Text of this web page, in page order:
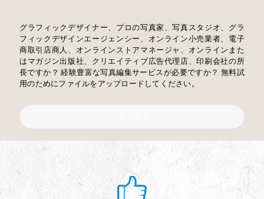
グラフィックデザイナー、プロの写真家、写真スタジオ、グラ
フィックデザインエージェンシー、オンライン小売業者、電子
商取引店商人、オンラインストアマネージャ、オンラインまた
はマガジン出版社、クリエイティブ広告代理店、印刷会社の所
長ですか？ 経験豊富な写真編集サービスが必要ですか？ 無料試
用のためにファイルをアップロードしてください。